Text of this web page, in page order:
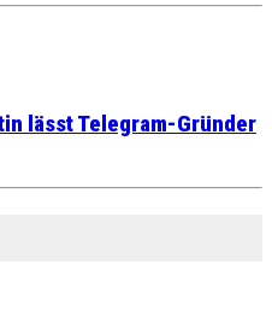
lässt Telegram-Gründer